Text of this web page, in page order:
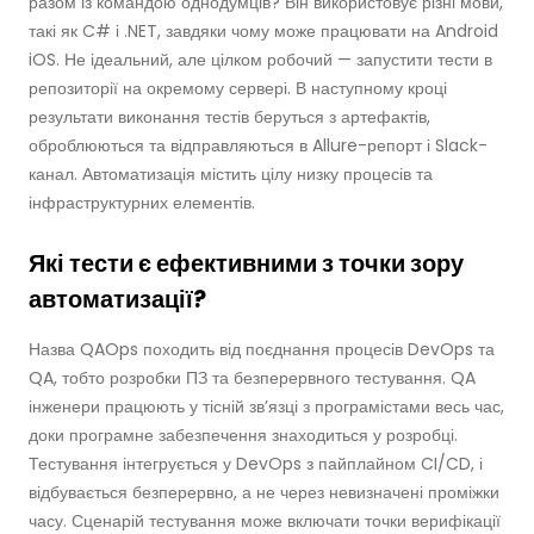
такі як C# і .NET, завдяки чому може працювати на Android
iOS. Не ідеальний, але цілком робочий — запустити тести в
репозиторії на окремому сервері. В наступному кроці
результати виконання тестів беруться з артефактів,
оброблюються та відправляються в Allure-репорт і Slack-
канал. Автоматизація містить цілу низку процесів та
інфраструктурних елементів.
Які тести є ефективними з точки зору
автоматизації?
Назва QAOps походить від поєднання процесів DevOps та
QA, тобто розробки ПЗ та безперервного тестування. QA
інженери працюють у тісній зв’язці з програмістами весь час,
доки програмне забезпечення знаходиться у розробці.
Тестування інтегрується у DevOps з пайплайном CI/CD, і
відбувається безперервно, а не через невизначені проміжки
часу. Сценарій тестування може включати точки верифікації